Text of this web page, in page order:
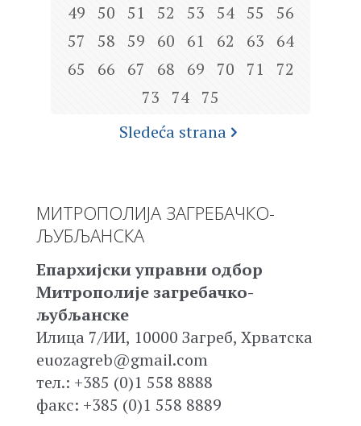
49
50 51 52 53 54 55
56
57
58 59 60 61 62 63
64
65
66 67 68 69 70 71
72
73
74 75
Sledeća strana
МИТРОПОЛИЈА ЗАГРЕБАЧКО-
ЉУБЉАНСКА
Епархијски управни одбор
Митрополије загребачко-
љубљанске
Илица 7/ИИ, 10000 Загреб, Хрватска
euozagreb@gmail.com
тел.: +385 (0)1 558 8888
факс: +385 (0)1 558 8889